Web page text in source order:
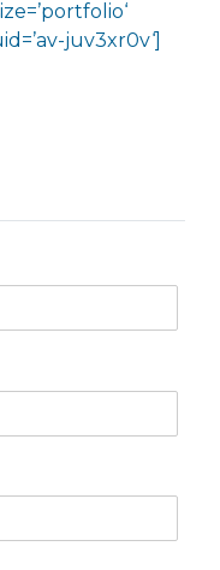
juv3xr0v‘]